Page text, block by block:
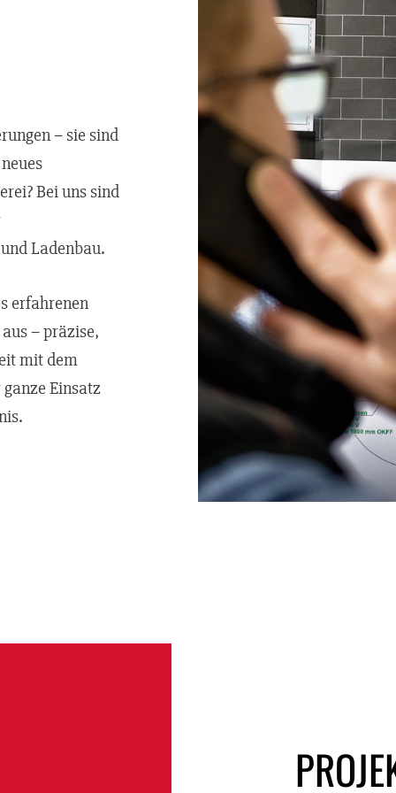
– sie sind
Bei uns sind
Ladenbau.
erfahrenen
– präzise,
mit dem
Einsatz